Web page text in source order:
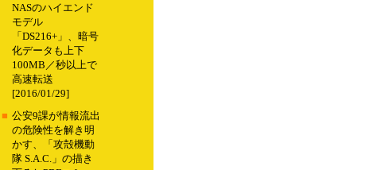
NASのハイエンド
モデル
「DS216+」、暗号
化データも上下
100MB／秒以上で
高速転送
[2016/01/29]
■ 公安9課が情報流出
の危険性を解き明
かす、「攻殻機動
隊 S.A.C.」の描き